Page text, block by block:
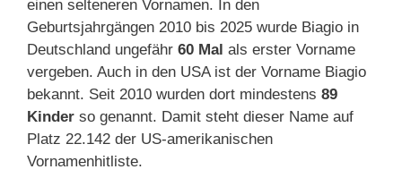
einen selteneren Vornamen. In den
Geburtsjahrgängen 2010 bis 2025 wurde Biagio in
Deutschland ungefähr 60 Mal als erster Vorname
vergeben. Auch in den USA ist der Vorname Biagio
bekannt. Seit 2010 wurden dort mindestens 89
Kinder so genannt. Damit steht dieser Name auf
Platz 22.142 der US-amerikanischen
Vornamenhitliste.